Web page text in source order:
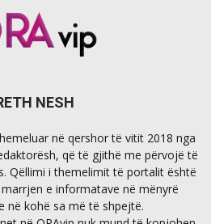
NESH
në qershor të vitit 2018 nga
që të gjithë me përvojë të
Qëllimi i themelimit të portalit është
e informatave në mënyrë
në kohë sa më të shpejtë.